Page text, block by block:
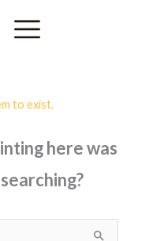
to exist.
here was